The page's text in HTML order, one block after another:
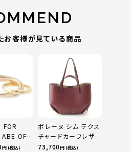
お客様が見ている商品
FOR
OF
750
円 (税込)
ポレーヌ シム テクス
チャードカーフレザ
ー トートバッグ ダー
73,700円 (税込)